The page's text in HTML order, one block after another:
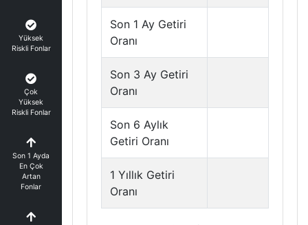
Yüksek
Riskli Fonlar
Çok
Yüksek
Riskli Fonlar
Son 1 Ayda
En Çok
Artan
Fonlar
Son 1 Ay Getiri
Oranı
Son 3 Ay Getiri
Oranı
Son 6 Aylık
Getiri Oranı
1 Yıllık Getiri
Oranı